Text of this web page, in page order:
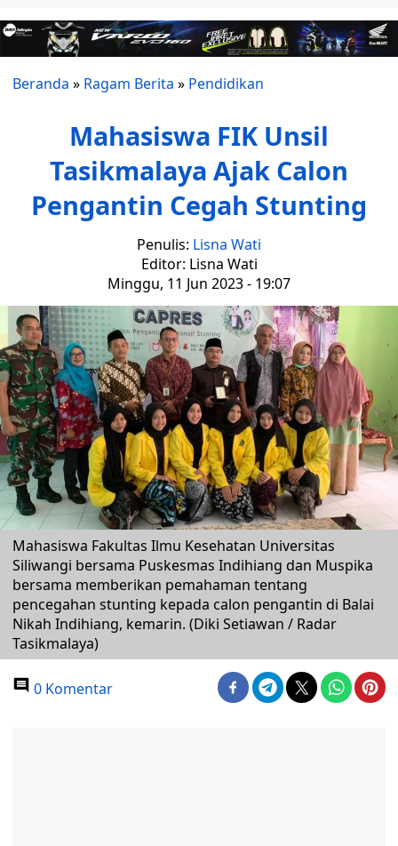
Beranda » Ragam Berita » Pendidikan
Mahasiswa FIK Unsil
Tasikmalaya Ajak Calon
Pengantin Cegah Stunting
Penulis: Lisna Wati
Editor: Lisna Wati
Minggu, 11 Jun 2023 - 19:07
Mahasiswa Fakultas Ilmu Kesehatan Universitas
Siliwangi bersama Puskesmas Indihiang dan Muspika
bersama memberikan pemahaman tentang
pencegahan stunting kepada calon pengantin di Balai
Nikah Indihiang, kemarin. (Diki Setiawan / Radar
Tasikmalaya)
0 Komentar